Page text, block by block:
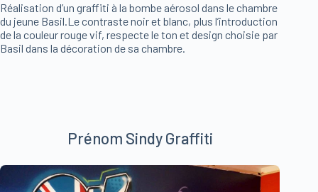
Réalisation d’un graffiti à la bombe aérosol dans le chambre
du jeune Basil.Le contraste noir et blanc, plus l’introduction
de la couleur rouge vif, respecte le ton et design choisie par
Basil dans la décoration de sa chambre.
Prénom Sindy Graffiti